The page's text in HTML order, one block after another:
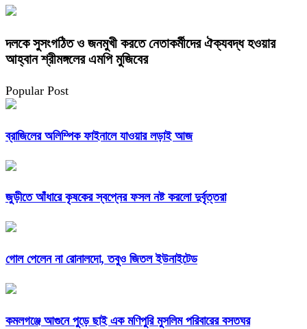
দলকে সুসংগঠিত ও জনমুখী করতে নেতাকর্মীদের ঐক্যবদ্ধ হওয়ার
আহ্বান শ্রীমঙ্গলের এমপি মুজিবের
Popular Post
ব্রাজিলের অলিম্পিক ফাইনালে যাওয়ার লড়াই আজ
জুড়ীতে আঁধারে কৃষকের স্বপ্নের ফসল নষ্ট করলো দুর্বৃত্তরা
গোল পেলেন না রোনালদো, তবুও জিতল ইউনাইটেড
কমলগঞ্জে আগুনে পুড়ে ছাই এক মণিপুরি মুসলিম পরিবারের বসতঘর